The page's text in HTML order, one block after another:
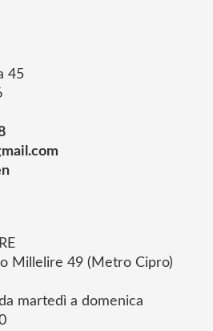
45
Millelire 49 (Metro Cipro)
martedì a domenica